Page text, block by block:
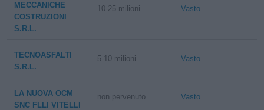
MECCANICHE
COSTRUZIONI
S.R.L.
10-25 milioni Vasto
TECNOASFALTI
S.R.L.
5-10 milioni Vasto
LA NUOVA OCM
SNC FLLI VITELLI
non pervenuto Vasto